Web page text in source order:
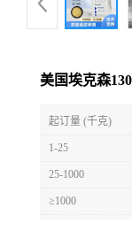
美国埃克森
起订量 (千克)
1-25
25-1000
≥1000